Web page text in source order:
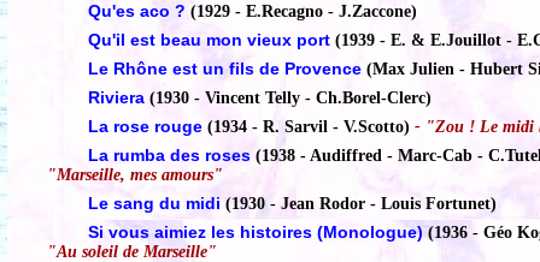
Qu'es aco ? (1929 - E.Recagno - J.Zaccone)
Qu'il est beau mon vieux port (1939 - E. & E.Jouillot -
Le Rhône est un fils de Provence (Max Julien - Hubert
Riviera (1930 - Vincent Telly - Ch.Borel-Clerc)
La rose rouge (1934 - R. Sarvil - V.Scotto) - "Zou ! Le midi
La rumba des roses (1938 - Audiffred - Marc-Cab -
"Marseille, mes amours"
Le sang du midi (1930 - Jean Rodor - Louis Fortunet)
Si vous aimiez les histoires (Monologue) (1936 - Géo
"Au soleil de Marseille"